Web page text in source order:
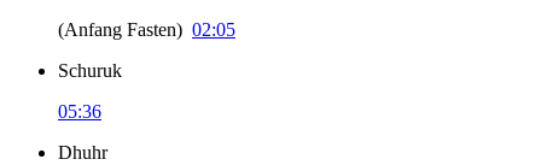
(Anfang Fasten) 02:05
Schuruk
05:36
Dhuhr